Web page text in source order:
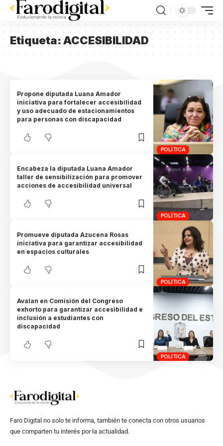
Etiqueta:ACCESIBILIDAD
POLÍTICA
Propone diputada Luana Amador
iniciativa para fortalecer accesibilidad
y uso adecuado de estacionamientos
para personas con discapacidad
POLÍTICA
Encabeza la diputada Luana Amador
taller de sensibilización para promover
acciones de accesibilidad universal
POLÍTICA
Promueve diputada Azucena Rosas
iniciativa para garantizar accesibilidad
en espacios culturales
POLÍTICA
Avalan en Comisión del Congreso
exhorto para garantizar accesibilidad e
inclusión a estudiantes con
discapacidad
Faro Digital no solo te informa, también te conecta con otros usuarios
que comparten tu interés por la actualidad.